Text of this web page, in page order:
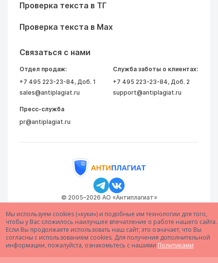
Мы используем cookies («куки») и подобные им технологии для того,
чтобы у Вас сложилось наилучшее впечатление о работе нашего сайта.
Если Вы продолжаете использовать наш сайт, это означает, что Вы
согласны с использованием cookies. Для получения дополнительной
информации, пожалуйста, ознакомьтесь с нашими Политиками
Проверка текста в ТГ
Проверка текста в Max
Связаться с нами
Отдел продаж:
+7 495 223-23-84, Доб. 1
sales@antiplagiat.ru
Служба заботы о клиентах:
+7 495 223-23-84, Доб. 2
support@antiplagiat.ru
Пресс-служба
pr@antiplagiat.ru
© 2005–2026 АО «Антиплагиат»